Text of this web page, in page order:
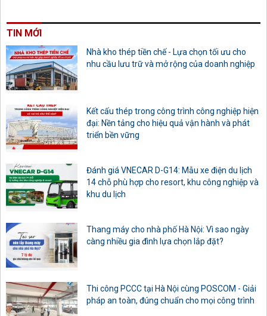
TIN MỚI
Nhà kho thép tiền chế - Lựa chọn tối ưu cho
nhu cầu lưu trữ và mở rộng của doanh nghiệp
Kết cấu thép trong công trình công nghiệp hiện
đại: Nền tảng cho hiệu quả vận hành và phát
triển bền vững
Đánh giá VNECAR D-G14: Mẫu xe điện du lịch
14 chỗ phù hợp cho resort, khu công nghiệp và
khu du lịch
Thang máy cho nhà phố Hà Nội: Vì sao ngày
càng nhiều gia đình lựa chọn lắp đặt?
Thi công PCCC tại Hà Nội cùng POSCOM - Giải
pháp an toàn, đúng chuẩn cho mọi công trình